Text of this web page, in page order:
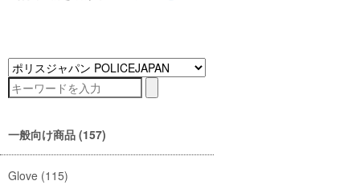
一般向け商品 (157)
Glove (115)